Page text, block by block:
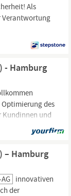
Als
Verantwortung
zählt
Zur Verstärkung
- Hamburg
des
Kundinnen und
Stärken des
– Hamburg
innovativen
der